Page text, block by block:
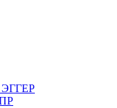
ЭГГЕР